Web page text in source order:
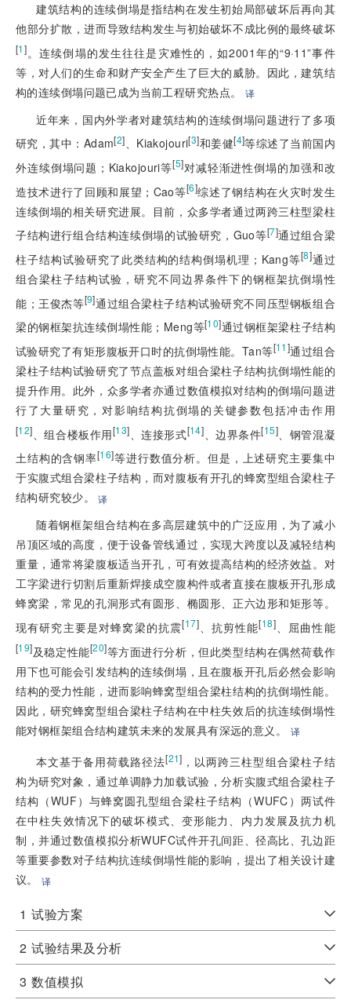
建筑结构的连续倒塌是指结构在发生初始局部破坏后再向其
他部分扩散，进而导致结构发生与初始破坏不成比例的最终破坏
[1]。连续倒塌的发生往往是灾难性的，如2001年的“9·11”事件
等，对人们的生命和财产安全产生了巨大的威胁。因此，建筑结
构的连续倒塌问题已成为当前工程研究热点。 译
近年来，国内外学者对建筑结构的连续倒塌问题进行了多项
研究，其中：Adam[2]、Kiakojouri[3]和姜健[4]等综述了当前国内
外连续倒塌问题；Kiakojouri等[5]对减轻渐进性倒塌的加强和改
造技术进行了回顾和展望；Cao等[6]综述了钢结构在火灾时发生
连续倒塌的相关研究进展。目前，众多学者通过两跨三柱型梁柱
子结构进行组合结构连续倒塌的试验研究，Guo等[7]通过组合梁
柱子结构试验研究了此类结构的结构倒塌机理；Kang等[8]通过
组合梁柱子结构试验，研究不同边界条件下的钢框架抗倒塌性
能；王俊杰等[9]通过组合梁柱子结构试验研究不同压型钢板组合
梁的钢框架抗连续倒塌性能；Meng等[10]通过钢框架梁柱子结构
试验研究了有矩形腹板开口时的抗倒塌性能。Tan等[11]通过组合
梁柱子结构试验研究了节点盖板对组合梁柱子结构抗倒塌性能的
提升作用。此外，众多学者亦通过数值模拟对结构的倒塌问题进
行了大量研究，对影响结构抗倒塌的关键参数包括冲击作用
[12] 、组合楼板作用[13] 、连接形式[14] 、边界条件[15] 、钢管混凝
土结构的含钢率[16]等进行数值分析。但是，上述研究主要集中
于实腹式组合梁柱子结构，而对腹板有开孔的蜂窝型组合梁柱子
结构研究较少。译
随着钢框架组合结构在多高层建筑中的广泛应用，为了减小
吊顶区域的高度，便于设备管线通过，实现大跨度以及减轻结构
重量，通常将梁腹板适当开孔，可有效提高结构的经济效益。对
工字梁进行切割后重新焊接成空腹构件或者直接在腹板开孔形成
蜂窝梁，常见的孔洞形式有圆形、椭圆形、正六边形和矩形等。
现有研究主要是对蜂窝梁的抗震[17]、抗剪性能[18] 、屈曲性能
[19]及稳定性能[20]等方面进行分析，但此类型结构在偶然荷载作
用下也可能会引发结构的连续倒塌，且在腹板开孔后必然会影响
结构的受力性能，进而影响蜂窝型组合梁柱结构的抗倒塌性能。
因此，研究蜂窝型组合梁柱子结构在中柱失效后的抗连续倒塌性
能对钢框架组合结构建筑未来的发展具有深远的意义。
译
本文基于备用荷载路径法[21] ，以两跨三柱型组合梁柱子结
构为研究对象，通过单调静力加载试验，分析实腹式组合梁柱子
结构（WUF）与蜂窝圆孔型组合梁柱子结构（WUFC）两试件
在中柱失效情况下的破坏模式、变形能力、内力发展及抗力机
制，并通过数值模拟分析WUFC试件开孔间距、径高比、孔边距
等重要参数对子结构抗连续倒塌性能的影响，提出了相关设计建
议。译
1 试验方案
2 试验结果及分析
3 数值模拟